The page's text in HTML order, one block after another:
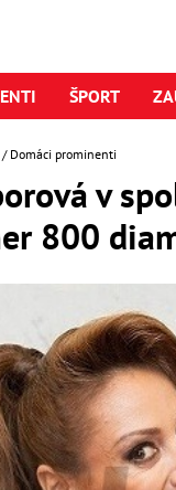
ŠPORT
Domáci prominenti
v
800